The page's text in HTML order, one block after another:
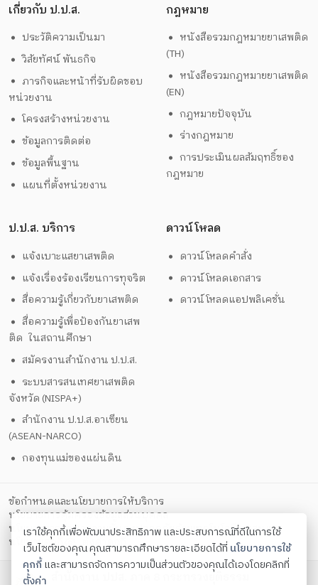
เกี่ยวกับ ป.ป.ส.
ประวัติความเป็นมา
วิสัยทัศน์ พันธกิจ
ภารกิจและหน้าที่รับผิดชอบ
หน่วยงาน
โครงสร้างหน่วยงาน
ข้อมูลการติดต่อ
ข้อมูลพื้นฐาน
แผนที่ตั้งหน่วยงาน
กฎหมาย
หนังสือรวมกฎหมายยาเสพติด
(TH)
หนังสือรวมกฎหมายยาเสพติด
(EN)
กฎหมายปัจจุบัน
ร่างกฎหมาย
การประเมินผลสัมฤทธิ์ของ
กฎหมาย
ป.ป.ส. บริการ
แจ้งเบาะแสยาเสพติด
แจ้งเรื่องร้องเรียนการทุจริต
สื่อความรู้เกี่ยวกับยาเสพติด
สื่อความรู้เพื่อป้องกันยาเสพ
ติด ในสถานศึกษา
สมัครงานสำนักงาน ป.ป.ส.
ระบบสารสนเทศยาเสพติด
จังหวัด (NISPA+)
สำนักงาน ป.ป.ส.อาเซียน
(ASEAN-NARCO)
กองทุนแม่ของแผ่นดิน
ดาวน์โหลด
ดาวน์โหลดคำสั่ง
ดาวน์โหลดเอกสาร
ดาวน์โหลดแอปพลิเคชั่น
ข้อกำหนดและนโยบายการให้บริการ
นโยบายการคุ้มครองข้อมูลส่วนบุคคล
นโยบายการรักษาความมั่นคงปลอดภัยด้วยเทคโนโลยีสารสนเทศ
นโยบายคุกกี้
ตั้งค่าคุกกี้
สำนักงาน ปปส. ภาค 8 กระทรวงยุติธรรม
เราใช้คุกกี้เพื่อพัฒนาประสิทธิภาพ และประสบการณ์ที่ดีในการใช้
เว็บไซต์ของคุณ คุณสามารถศึกษารายละเอียดได้ที่ นโยบายการใช้
คุกกี้และสามารถจัดการความเป็นส่วนตัวของคุณได้เองโดยคลิกที่
ตั้งค่า